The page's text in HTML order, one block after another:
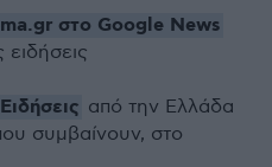
στο Google News
ειδήσεις
Ειδήσεις από την Ελλάδα
συμβαίνουν, στο